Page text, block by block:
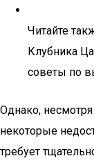
Читайте
Клубника
советы по
Однако,
некоторые
требует